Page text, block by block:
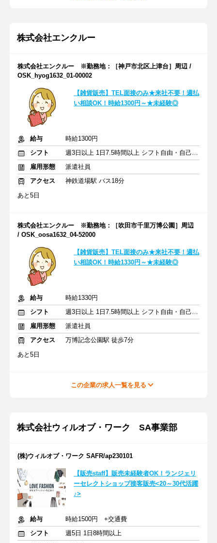
株式会社エンクルー
株式会社エンクルー ※勤務地：［神戸市北区上津台］周辺 /
OSK_hyog1632_01-00002
【雑貨販売】TEL面接のみ★来社不要！週払
い相談OK！時給1300円～★未経験◎
給与
時給1300円
シフト
週3日以上 1日7.5時間以上 シフト自由・自己申告
雇用形態
派遣社員
アクセス
神鉄道場駅 バス18分
あと5日
株式会社エンクルー ※勤務地：［吹田市千里万博公園］周辺
/ OSK_oosa1632_04-52000
【雑貨販売】TEL面接のみ★来社不要！週払
い相談OK！時給1330円～★未経験◎
給与
時給1330円
シフト
週3日以上 1日7.5時間以上 シフト自由・自己申告
雇用形態
派遣社員
アクセス
万博記念公園駅 徒歩7分
あと5日
この企業の求人一覧を見る
株式会社ウィルオブ・ワーク SA事業部
(株)ウィルオブ・ワーク SAFR/ap230101
【販売staff】販売未経験者OK！ランジェリ
ーセレクトショップ接客販売<20～30代活躍
♪>
給与
時給1500円 +交通費
シフト
週5日 1日8時間以上